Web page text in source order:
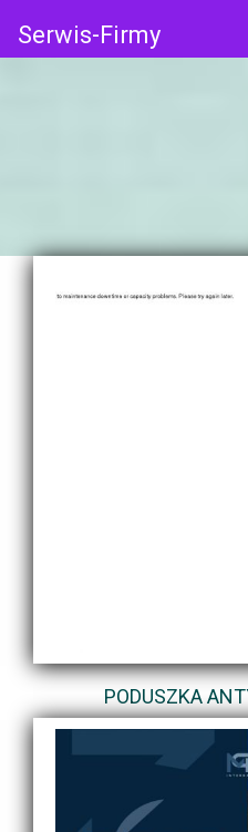
Serwis-Firmy
PODUSZKA